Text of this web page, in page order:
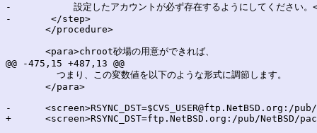
-	    設定したアカウントが必ず存在するようにしてください。</para>
-	</step>
       </procedure>
       <para>chroot砂場の用意ができれば、
@@ -475,15 +487,13 @@
         つまり、この変数値を以下のような形式に調節します。
       </para>
-      <screen>RSYNC_DST=$CVS_USER@ftp.NetBSD.org:/
+      <screen>RSYNC_DST=ftp.NetBSD.org:/pub/NetBSD/